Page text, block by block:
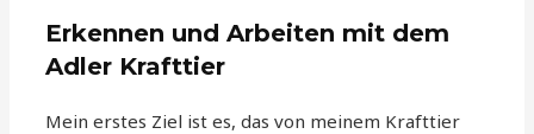
Erkennen und Arbeiten mit dem
Adler Krafttier
Mein erstes Ziel ist es, das von meinem Krafttier